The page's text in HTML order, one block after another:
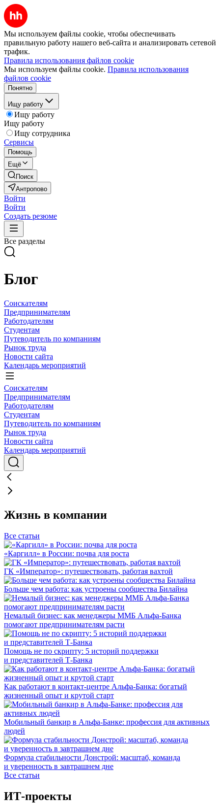
Мы используем файлы cookie, чтобы обеспечивать
правильную работу нашего веб-сайта и анализировать сетевой
трафик.
Правила использования файлов cookie
Мы используем файлы cookie. Правила использования
файлов cookie
Понятно
Ищу работу
Ищу работу
Ищу работу
Ищу сотрудника
Сервисы
Помощь
Ещё
Поиск
Антропово
Войти
Войти
Создать резюме
Все разделы
Блог
Соискателям
Предпринимателям
Работодателям
Студентам
Путеводитель по компаниям
Рынок труда
Новости сайта
Календарь мероприятий
Соискателям
Предпринимателям
Работодателям
Студентам
Путеводитель по компаниям
Рынок труда
Новости сайта
Календарь мероприятий
Жизнь в компании
Все статьи
«Каргилл» в России: почва для роста
ГК «Император»: путешествовать, работая вахтой
Больше чем работа: как устроены сообщества Билайна
Немалый бизнес: как менеджеры ММБ Альфа-Банка
помогают предпринимателям расти
Помощь не по скрипту: 5 историй поддержки
и представителей Т-Банка
Как работают в контакт-центре Альфа-Банка: богатый
жизненный опыт и крутой старт
Мобильный банкир в Альфа-Банке: профессия для активных
людей
Формула стабильности Донстрой: масштаб, команда
и уверенность в завтрашнем дне
Все статьи
ИТ-проекты